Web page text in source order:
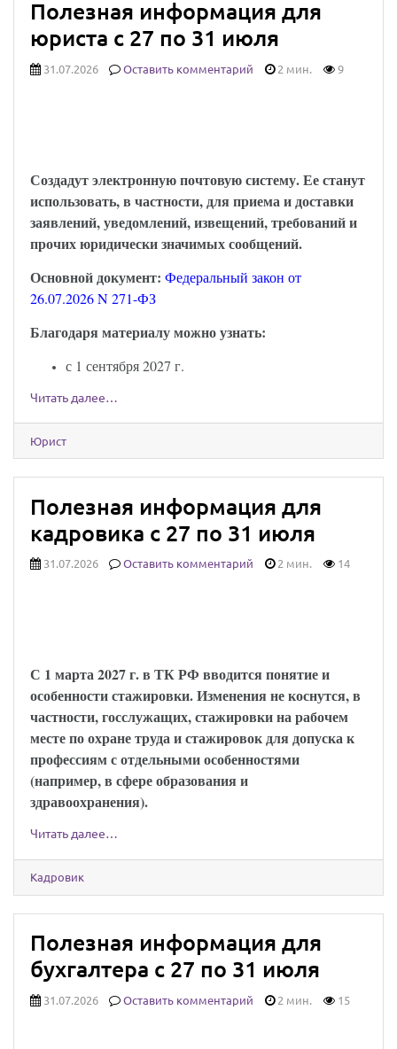
Полезная информация для
юриста с 27 по 31 июля
31.07.2026 Оставить комментарий 2 мин. 9
Создадут электронную почтовую систему. Ее станут
использовать, в частности, для приема и доставки
заявлений, уведомлений, извещений, требований и
прочих юридически значимых сообщений.
Основной документ: Федеральный закон от
26.07.2026 N 271-ФЗ
Благодаря материалу можно узнать:
с 1 сентября 2027 г.
Читать далее…
Юрист
Полезная информация для
кадровика с 27 по 31 июля
31.07.2026 Оставить комментарий 2 мин. 14
С 1 марта 2027 г. в ТК РФ вводится понятие и
особенности стажировки. Изменения не коснутся, в
частности, госслужащих, стажировки на рабочем
месте по охране труда и стажировок для допуска к
профессиям с отдельными особенностями
(например, в сфере образования и
здравоохранения).
Читать далее…
Кадровик
Полезная информация для
бухгалтера с 27 по 31 июля
31.07.2026 Оставить комментарий 2 мин. 15